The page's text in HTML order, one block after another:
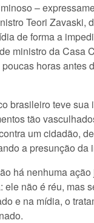
–
Teori Zavaski,
de forma a
ministro da Casa
horas antes
brasileiro teve sua
tão
um cidadão,
a presunção da
há nenhuma
ele não é réu, mas
e na mídia, o